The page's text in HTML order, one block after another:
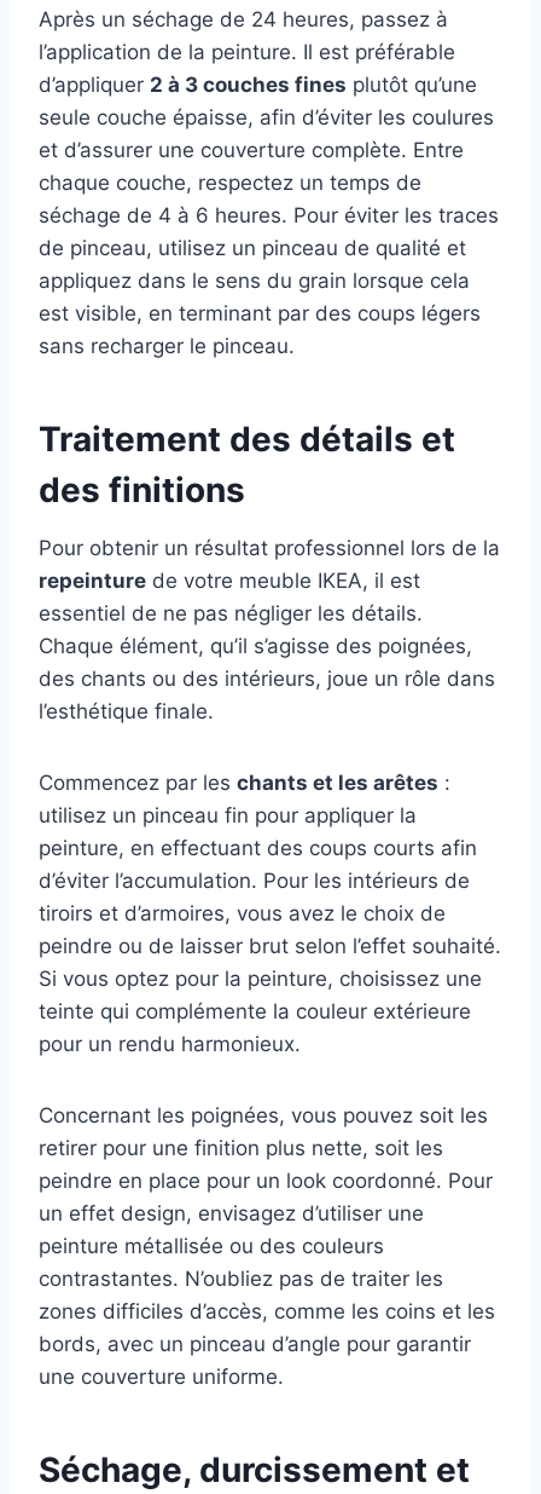
Après un séchage de 24 heures, passez à
l’application de la peinture. Il est préférable
d’appliquer 2 à 3 couches fines plutôt qu’une
seule couche épaisse, afin d’éviter les coulures
et d’assurer une couverture complète. Entre
chaque couche, respectez un temps de
séchage de 4 à 6 heures. Pour éviter les traces
de pinceau, utilisez un pinceau de qualité et
appliquez dans le sens du grain lorsque cela
est visible, en terminant par des coups légers
sans recharger le pinceau.
Traitement des détails et
des finitions
Pour obtenir un résultat professionnel lors de la
repeinture de votre meuble IKEA, il est
essentiel de ne pas négliger les détails.
Chaque élément, qu’il s’agisse des poignées,
des chants ou des intérieurs, joue un rôle dans
l’esthétique finale.
Commencez par les chants et les arêtes :
utilisez un pinceau fin pour appliquer la
peinture, en effectuant des coups courts afin
d’éviter l’accumulation. Pour les intérieurs de
tiroirs et d’armoires, vous avez le choix de
peindre ou de laisser brut selon l’effet souhaité.
Si vous optez pour la peinture, choisissez une
teinte qui complémente la couleur extérieure
pour un rendu harmonieux.
Concernant les poignées, vous pouvez soit les
retirer pour une finition plus nette, soit les
peindre en place pour un look coordonné. Pour
un effet design, envisagez d’utiliser une
peinture métallisée ou des couleurs
contrastantes. N’oubliez pas de traiter les
zones difficiles d’accès, comme les coins et les
bords, avec un pinceau d’angle pour garantir
une couverture uniforme.
Séchage, durcissement et